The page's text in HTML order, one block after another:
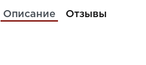
Описание Отзывы